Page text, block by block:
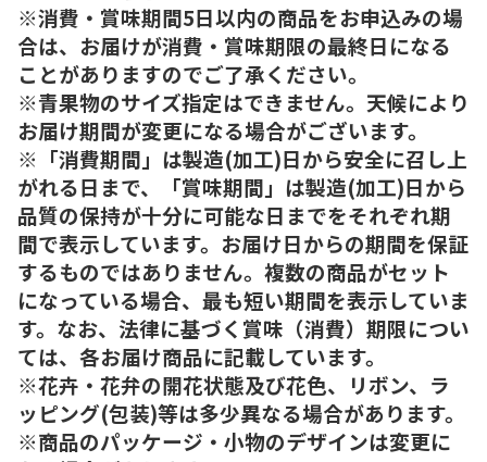
※消費・賞味期間5日以内の商品をお申込みの場
合は、お届けが消費・賞味期限の最終日になる
ことがありますのでご了承ください。
※青果物のサイズ指定はできません。天候により
お届け期間が変更になる場合がございます。
※「消費期間」は製造(加工)日から安全に召し上
がれる日まで、「賞味期間」は製造(加工)日から
品質の保持が十分に可能な日までをそれぞれ期
間で表示しています。お届け日からの期間を保証
するものではありません。複数の商品がセット
になっている場合、最も短い期間を表示していま
す。なお、法律に基づく賞味（消費）期限につい
ては、各お届け商品に記載しています。
※花卉・花弁の開花状態及び花色、リボン、ラ
ッピング(包装)等は多少異なる場合があります。
※商品のパッケージ・小物のデザインは変更に